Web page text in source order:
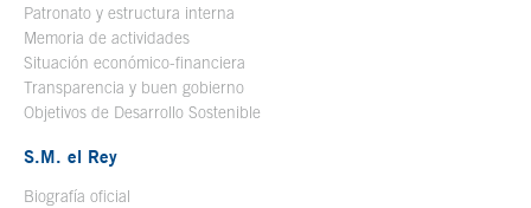
Patronato y estructura interna
Memoria de actividades
Situación económico-financiera
Transparencia y buen gobierno
Objetivos de Desarrollo Sostenible
S.M. el Rey
Biografía oficial